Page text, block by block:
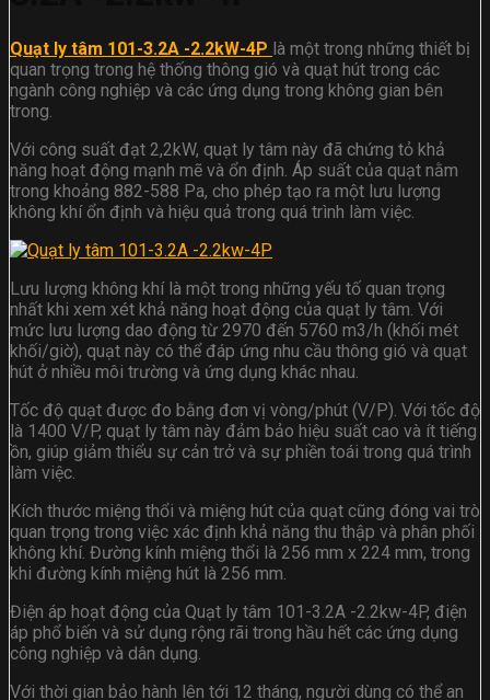
Quạt ly tâm 101-3.2A -2.2kW-4P là một trong những thiết bị
quan trọng trong hệ thống thông gió và quạt hút trong các
ngành công nghiệp và các ứng dụng trong không gian bên
trong.
Với công suất đạt 2,2kW, quạt ly tâm này đã chứng tỏ khả
năng hoạt động mạnh mẽ và ổn định. Áp suất của quạt nằm
trong khoảng 882-588 Pa, cho phép tạo ra một lưu lượng
không khí ổn định và hiệu quả trong quá trình làm việc.
Lưu lượng không khí là một trong những yếu tố quan trọng
nhất khi xem xét khả năng hoạt động của quạt ly tâm. Với
mức lưu lượng dao động từ 2970 đến 5760 m3/h (khối mét
khối/giờ), quạt này có thể đáp ứng nhu cầu thông gió và quạt
hút ở nhiều môi trường và ứng dụng khác nhau.
Tốc độ quạt được đo bằng đơn vị vòng/phút (V/P). Với tốc độ
là 1400 V/P, quạt ly tâm này đảm bảo hiệu suất cao và ít tiếng
ồn, giúp giảm thiểu sự cản trở và sự phiền toái trong quá trình
làm việc.
Kích thước miệng thổi và miệng hút của quạt cũng đóng vai trò
quan trọng trong việc xác định khả năng thu thập và phân phối
không khí. Đường kính miệng thổi là 256 mm x 224 mm, trong
khi đường kính miệng hút là 256 mm.
Điện áp hoạt động của Quạt ly tâm 101-3.2A -2.2kw-4P, điện
áp phổ biến và sử dụng rộng rãi trong hầu hết các ứng dụng
công nghiệp và dân dụng.
Với thời gian bảo hành lên tới 12 tháng, người dùng có thể an